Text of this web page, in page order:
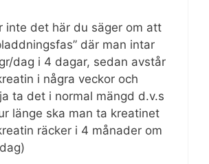
inte det här du säger om att
där man intar
dag i 4 dagar, sedan avstår
i några veckor och
ta det i normal mängd d.v.s
länge ska man ta kreatinet
räcker i 4 månader om